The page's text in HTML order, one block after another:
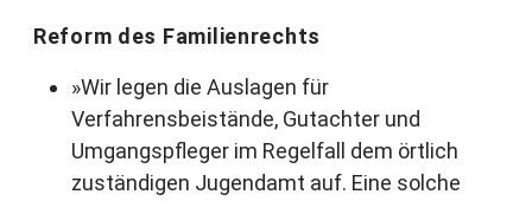
Reform des Familienrechts
»Wir legen die Auslagen für
Verfahrensbeistände, Gutachter und
Umgangspfleger im Regelfall dem örtlich
zuständigen Jugendamt auf. Eine solche